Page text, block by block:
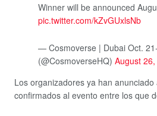
Winner will be announced
pic.twitter.com/kZvGUxlsNb
— Cosmoverse | Dubai Oct.
(@CosmoverseHQ) August
Los organizadores ya han
confirmados al evento entre los que